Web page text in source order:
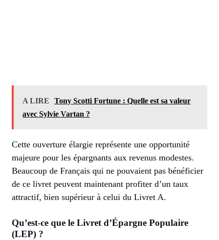
A LIRE
Tony Scotti Fortune : Quelle est sa valeur
avec Sylvie Vartan ?
Cette ouverture élargie représente une opportunité
majeure pour les épargnants aux revenus modestes.
Beaucoup de Français qui ne pouvaient pas bénéficier
de ce livret peuvent maintenant profiter d’un taux
attractif, bien supérieur à celui du Livret A.
Qu’est-ce que le Livret d’Épargne Populaire
(LEP) ?